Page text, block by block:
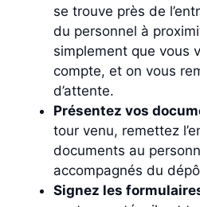
se trouve près de
du personnel à
simplement que vous
compte, et on vous
d’attente.
Présentez vos
tour venu, remettez
documents au
accompagnés du
Signez les